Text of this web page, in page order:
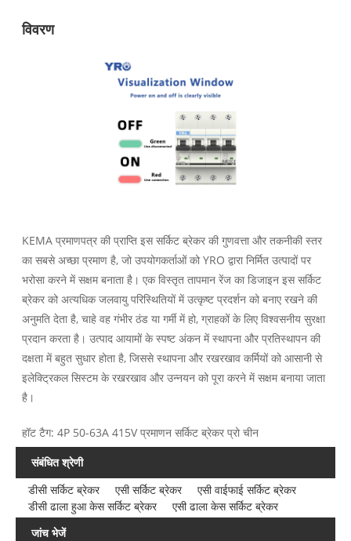
विवरण
KEMA प्रमाणपत्र की प्राप्ति इस सर्किट ब्रेकर की गुणवत्ता और तकनीकी स्तर
का सबसे अच्छा प्रमाण है, जो उपयोगकर्ताओं को YRO द्वारा निर्मित उत्पादों पर
भरोसा करने में सक्षम बनाता है। एक विस्तृत तापमान रेंज का डिजाइन इस सर्किट
ब्रेकर को अत्यधिक जलवायु परिस्थितियों में उत्कृष्ट प्रदर्शन को बनाए रखने की
अनुमति देता है, चाहे वह गंभीर ठंड या गर्मी में हो, ग्राहकों के लिए विश्वसनीय सुरक्षा
प्रदान करता है। उत्पाद आयामों के स्पष्ट अंकन में स्थापना और प्रतिस्थापन की
दक्षता में बहुत सुधार होता है, जिससे स्थापना और रखरखाव कर्मियों को आसानी से
इलेक्ट्रिकल सिस्टम के रखरखाव और उन्नयन को पूरा करने में सक्षम बनाया जाता
है।
हॉट टैग: 4P 50-63A 415V प्रमाणन सर्किट ब्रेकर प्रो चीन
संबंधित श्रेणी
डीसी सर्किट ब्रेकर
एसी सर्किट ब्रेकर
एसी वाईफाई सर्किट ब्रेकर
डीसी ढाला हुआ केस सर्किट ब्रेकर
एसी ढाला केस सर्किट ब्रेकर
जांच भेजें